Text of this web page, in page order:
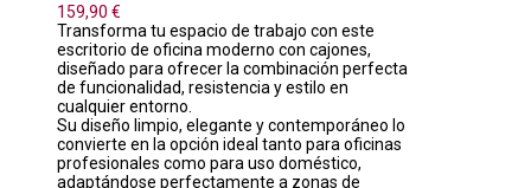
159,90 €
Transforma tu espacio de trabajo con este
escritorio de oficina moderno con cajones,
diseñado para ofrecer la combinación perfecta
de funcionalidad, resistencia y estilo en
cualquier entorno.
Su diseño limpio, elegante y contemporáneo lo
convierte en la opción ideal tanto para oficinas
profesionales como para uso doméstico,
adaptándose perfectamente a zonas de